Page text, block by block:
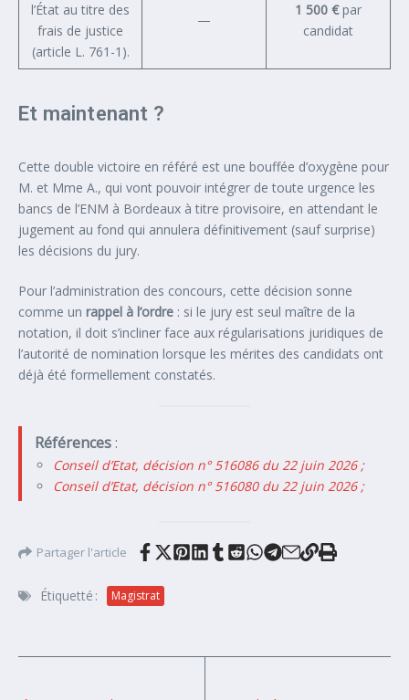
l’État au titre des
frais de justice
(article L. 761-1).
—
1 500 €par
candidat
Et maintenant ?
Cette double victoire en référé est une bouffée d’oxygène pour
M. et Mme A., qui vont pouvoir intégrer de toute urgence les
bancs de l’ENM à Bordeaux à titre provisoire, en attendant le
jugement au fond qui annulera définitivement (sauf surprise)
les décisions du jury.
Pour l’administration des concours, cette décision sonne
comme un rappel à l’ordre : si le jury est seul maître de la
notation, il doit s’incliner face aux régularisations juridiques de
l’autorité de nomination lorsque les mérites des candidats ont
déjà été formellement constatés.
Références:
Conseil d’Etat, décision n° 516086 du 22 juin 2026 ;
Conseil d’Etat, décision n° 516080 du 22 juin 2026 ;
Partager l'article
Étiquetté : Magistrat